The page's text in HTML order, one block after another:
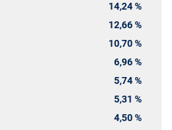
14,24 %
12,66 %
10,70 %
6,96 %
5,74 %
5,31 %
4,50 %